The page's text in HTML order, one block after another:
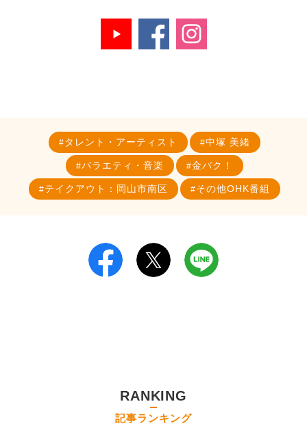
タレント・アーティスト 中塚 美緒
バラエティ・音楽 金バク！
テイクアウト：岡山市南区 その他OHK番組
RANKING
記事ランキング